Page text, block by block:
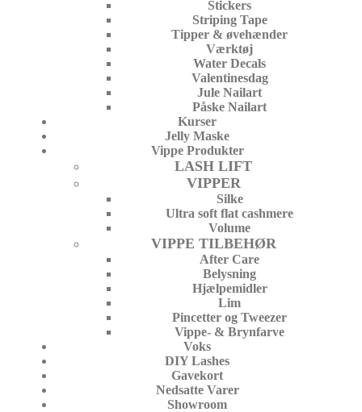
Stickers
Striping Tape
Tipper & øvehænder
Værktøj
Water Decals
Valentinesdag
Jule Nailart
Påske Nailart
Kurser
Jelly Maske
Vippe Produkter
LASH LIFT
VIPPER
Silke
Ultra soft flat cashmere
Volume
VIPPE TILBEHØR
After Care
Belysning
Hjælpemidler
Lim
Pincetter og Tweezer
Vippe- & Brynfarve
Voks
DIY Lashes
Gavekort
Nedsatte Varer
Showroom